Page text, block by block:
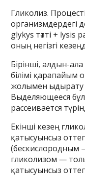
Гликолиз.
организмдердегі
glykys тәтті +
оның негізгі
Бірінші, алдын-
білімі қарапайым
жолымен ыдырату
Выделяющееся
рассеивается
Екінші кезең
қатысуынсыз
(бескислородным
гликолизом —
қатысуынсыз